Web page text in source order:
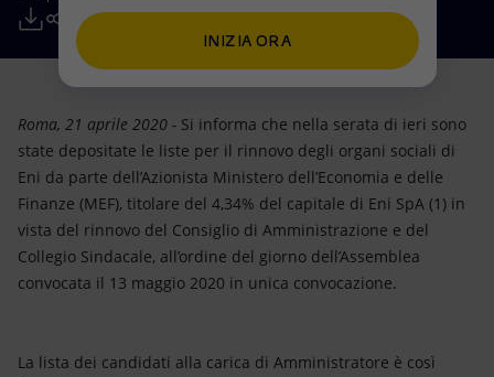
Net Zero
Modello satellitare
Energia accessibile
Innovazione
Scenari energetici
Collaborazioni per l'innovazione
Attività nel mondo
Mobilità
Roma, 21 aprile 2020 - Si informa che nella serata di ieri sono
state depositate le liste per il rinnovo degli organi sociali di
Eni da parte dell’Azionista Ministero dell’Economia e delle
Finanze (MEF), titolare del 4,34% del capitale di Eni SpA (1) in
vista del rinnovo del Consiglio di Amministrazione e del
Collegio Sindacale, all’ordine del giorno dell’Assemblea
convocata il 13 maggio 2020 in unica convocazione.
La lista dei candidati alla carica di Amministratore è così
INIZIA ORA